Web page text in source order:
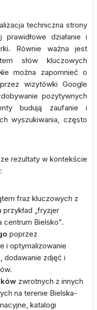
techniczna strony
działanie i
Równie ważna jest
słów kluczowych
można zapomnieć o
wizytówki Google
pozytywnych
budują zaufanie i
wyszukiwania, często
rezultaty w kontekście
fraz kluczowych z
„fryzjer
centrum Bielsko”.
poprzez
i optymalizowanie
dodawanie zdjęć i
zwrotnych z innych
na terenie Bielska-
katalogi